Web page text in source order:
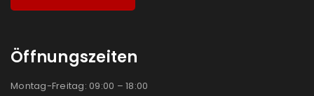
Öffnungszeiten
Montag-Freitag: 09:00 – 18:00